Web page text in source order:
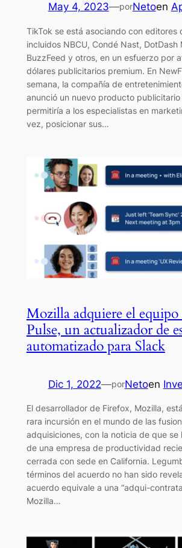
May 4, 2023—porNetoen
TikTok se está asociando con editores
incluidos NBCU, Condé Nast, DotDash
BuzzFeed y otros, en un esfuerzo por
dólares publicitarios premium. En
semana, la compañía de
anunció un nuevo producto
permitiría a los especialistas en
vez, posicionar sus…
Mozilla adquiere el equipo
Pulse, un actualizador de
automatizado para Slack
Dic 1, 2022—porNetoen
El desarrollador de Firefox, Mozilla,
rara incursión en el mundo de las
adquisiciones, con la noticia de que se
de una empresa de productividad
cerrada con sede en California.
términos del acuerdo no han sido
acuerdo equivale a una “adqui-
Mozilla…